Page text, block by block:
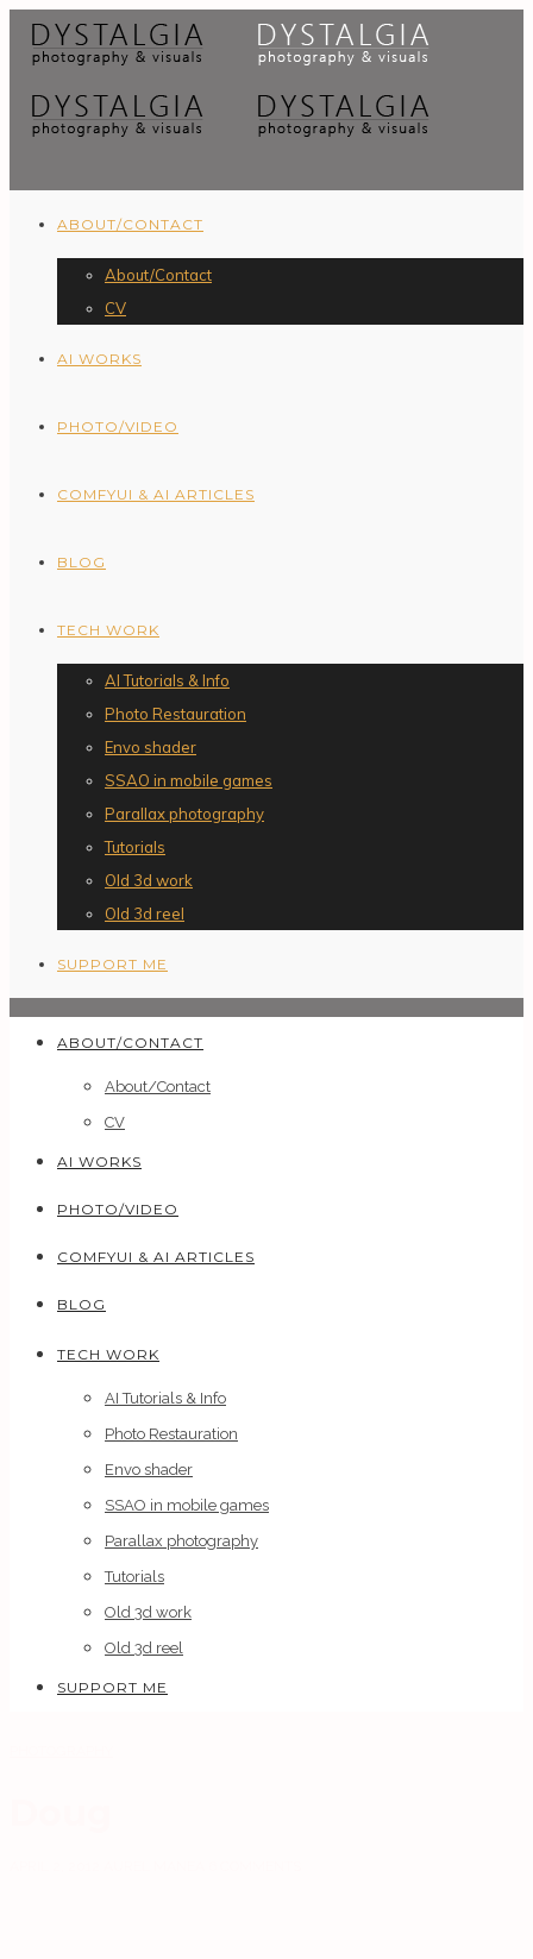
ABOUT/CONTACT
About/Contact
CV
AI WORKS
PHOTO/VIDEO
COMFYUI & AI ARTICLES
BLOG
TECH WORK
AI Tutorials & Info
Photo Restauration
Envo shader
SSAO in mobile games
Parallax photography
Tutorials
Old 3d work
Old 3d reel
SUPPORT ME
ABOUT/CONTACT
About/Contact
CV
AI WORKS
PHOTO/VIDEO
COMFYUI & AI ARTICLES
BLOG
TECH WORK
AI Tutorials & Info
Photo Restauration
Envo shader
SSAO in mobile games
Parallax photography
Tutorials
Old 3d work
Old 3d reel
SUPPORT ME